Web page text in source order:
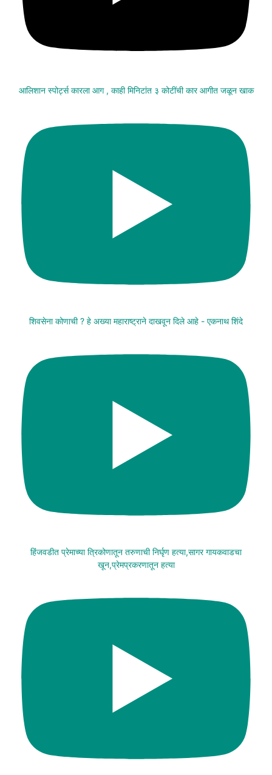
आलिशान स्पोर्ट्स कारला आग , काही मिनिटांत ३ कोटींची कार आगीत जळून खाक
शिवसेना कोणाची ? हे अख्या महाराष्ट्राने दाखवून दिले आहे - एकनाथ शिंदे
हिंजवडीत प्रेमाच्या त्रिकोणातून तरुणाची निर्घृण हत्या,सागर गायकवाडचा
खून,प्रेमप्रकरणातून हत्या